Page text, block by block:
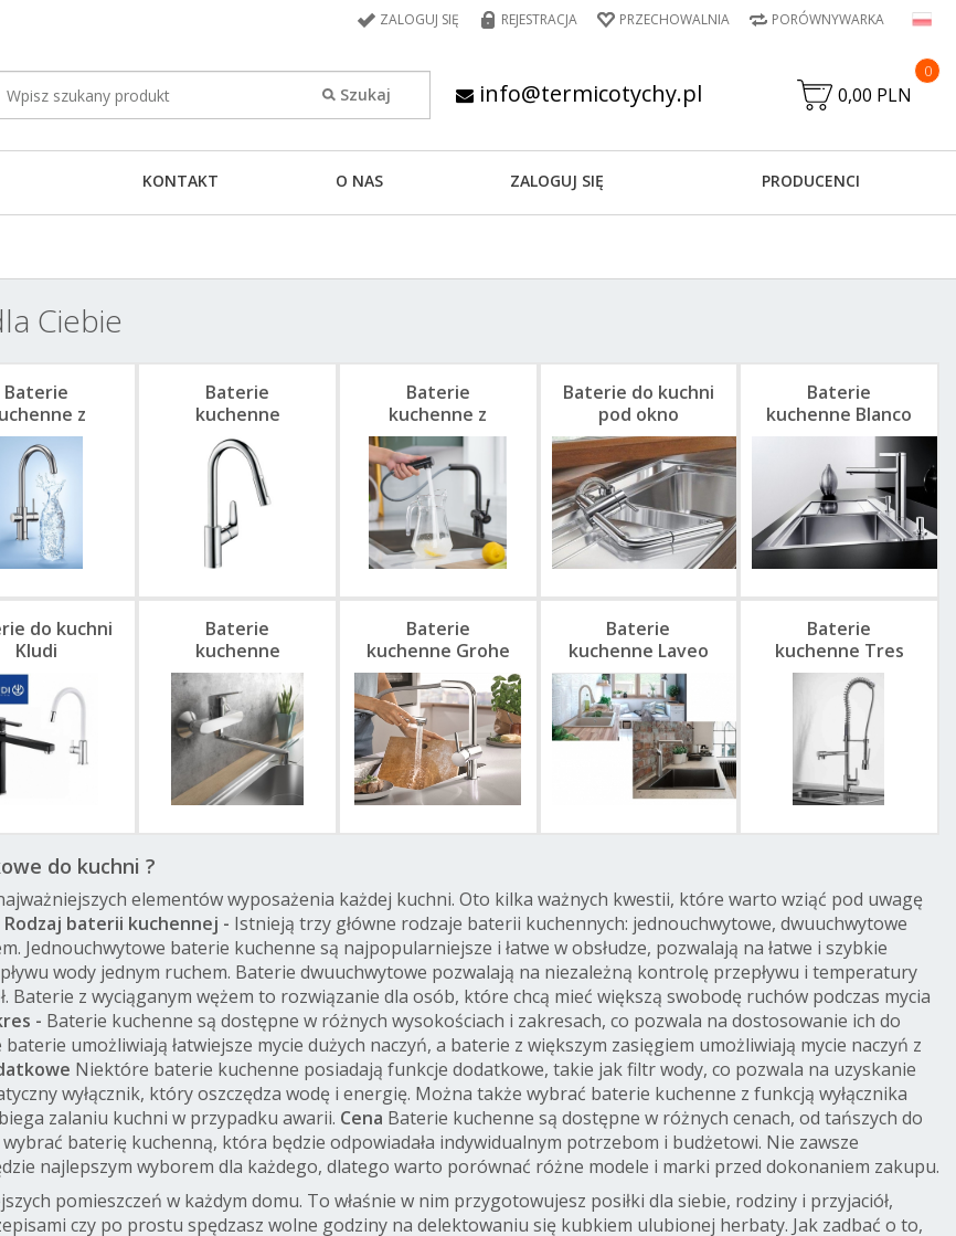
ZALOGUJ SIĘ REJESTRACJA PRZECHOWALNIA PORÓWNYWARKA
0,00 PLN
0
info@termicotychy.pl
KONTAKT O NAS ZALOGUJ SIĘ PRODUCENCI
Ciebie
Baterie
z
wody
Baterie
kuchenne
Hansgrohe Axor
Baterie
kuchenne z
wyciąganą
wylewką
Baterie do kuchni
pod okno
Baterie
kuchenne Blanco
do kuchni
Kludi
Baterie
kuchenne
ścienne
Baterie
kuchenne Grohe
Baterie
kuchenne Laveo
Baterie
kuchenne Tres
do kuchni ?
elementów wyposażenia każdej kuchni. Oto kilka ważnych kwestii, które warto wziąć pod uwagę
Rodzaj baterii kuchennej - Istnieją trzy główne rodzaje baterii kuchennych: jednouchwytowe, dwuuchwytowe
Jednouchwytowe baterie kuchenne są najpopularniejsze i łatwe w obsłudze, pozwalają na łatwe i szybkie
wody jednym ruchem. Baterie dwuuchwytowe pozwalają na niezależną kontrolę przepływu i temperatury
Baterie z wyciąganym wężem to rozwiązanie dla osób, które chcą mieć większą swobodę ruchów podczas mycia
- Baterie kuchenne są dostępne w różnych wysokościach i zakresach, co pozwala na dostosowanie ich do
umożliwiają łatwiejsze mycie dużych naczyń, a baterie z większym zasięgiem umożliwiają mycie naczyń z
Niektóre baterie kuchenne posiadają funkcje dodatkowe, takie jak filtr wody, co pozwala na uzyskanie
wyłącznik, który oszczędza wodę i energię. Można także wybrać baterie kuchenne z funkcją wyłącznika
zalaniu kuchni w przypadku awarii. Cena Baterie kuchenne są dostępne w różnych cenach, od tańszych do
baterię kuchenną, która będzie odpowiadała indywidualnym potrzebom i budżetowi. Nie zawsze
najlepszym wyborem dla każdego, dlatego warto porównać różne modele i marki przed dokonaniem zakupu.
pomieszczeń w każdym domu. To właśnie w nim przygotowujesz posiłki dla siebie, rodziny i przyjaciół,
czy po prostu spędzasz wolne godziny na delektowaniu się kubkiem ulubionej herbaty. Jak zadbać o to,